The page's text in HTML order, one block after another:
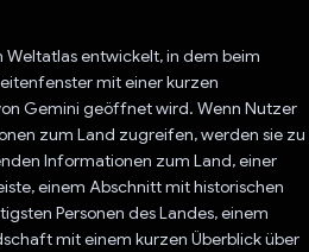
Weltatlas entwickelt, in dem beim
mit einer kurzen
Gemini geöffnet wird. Wenn Nutzer
zum Land zugreifen, werden sie zu
Informationen zum Land, einer
einem Abschnitt mit historischen
Personen des Landes, einem
mit einem kurzen Überblick über